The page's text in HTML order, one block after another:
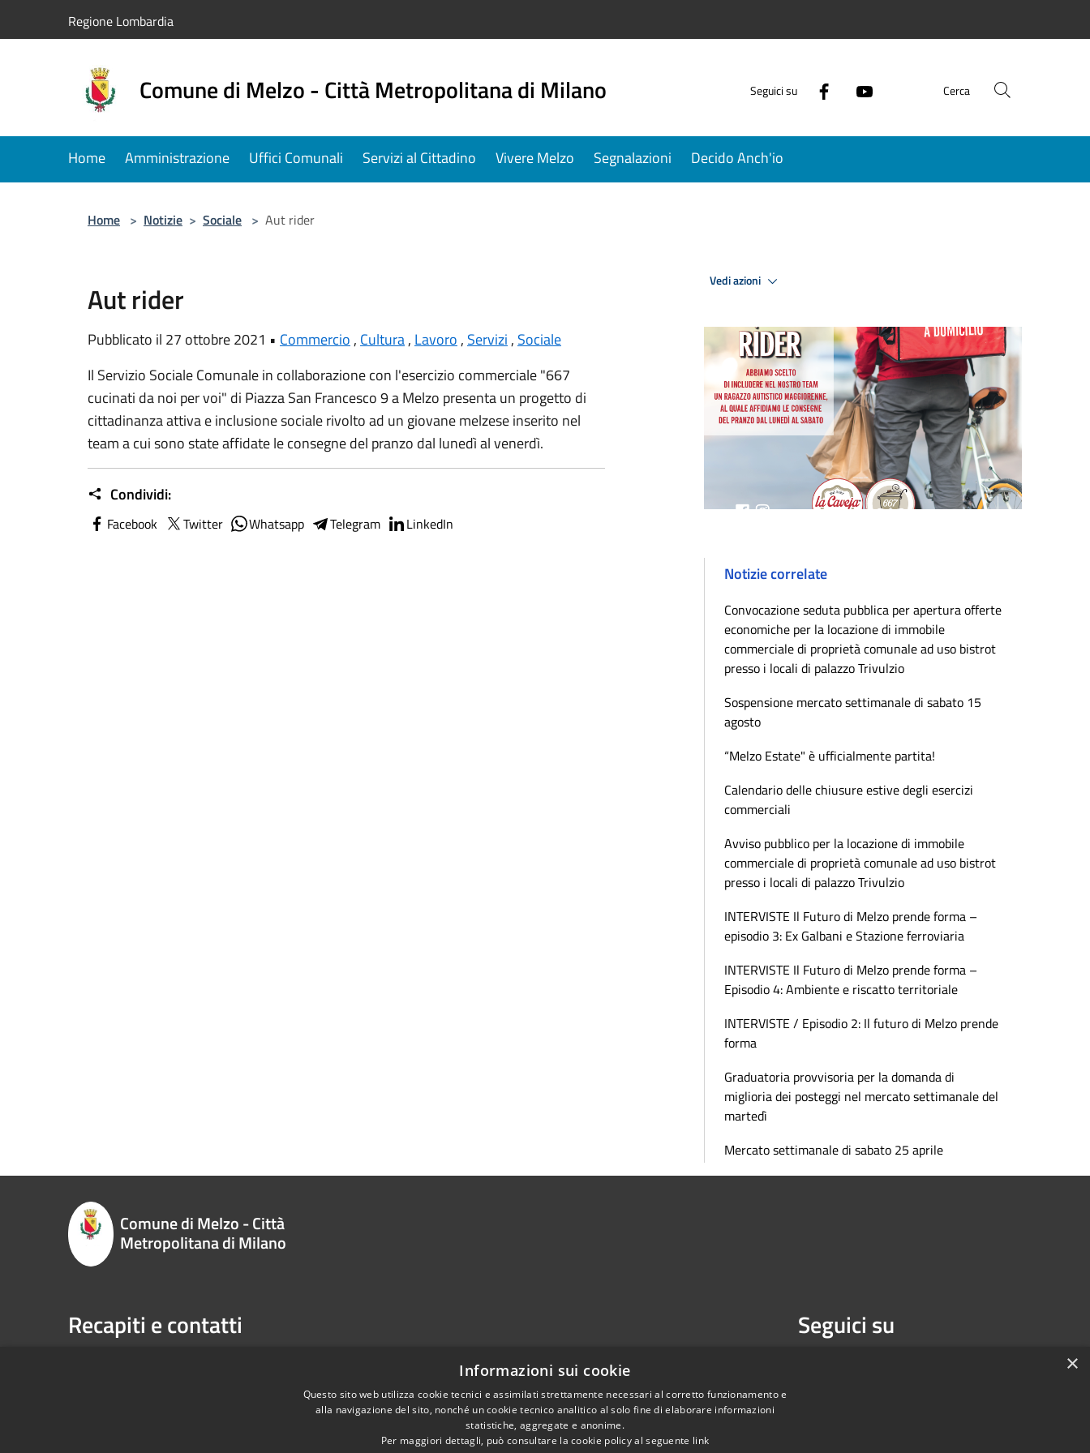
Regione Lombardia
Comune di Melzo - Città Metropolitana di Milano Seguici su Cerca
Home Amministrazione Uffici Comunali Servizi al Cittadino Vivere Melzo Segnalazioni Decido Anch'io
Home > Notizie > Sociale > Aut rider
Aut rider
Pubblicato il 27 ottobre 2021 • Commercio , Cultura, Lavoro , Servizi , Sociale
Il Servizio Sociale Comunale in collaborazione con l'esercizio commerciale "667
cucinati da noi per voi" di Piazza San Francesco 9 a Melzo presenta un progetto di
cittadinanza attiva e inclusione sociale rivolto ad un giovane melzese inserito nel
team a cui sono state affidate le consegne del pranzo dal lunedì al venerdì.
Condividi:
Facebook Twitter Whatsapp Telegram LinkedIn
Vedi azioni
Notizie correlate
Convocazione seduta pubblica per apertura offerte
economiche per la locazione di immobile
commerciale di proprietà comunale ad uso bistrot
presso i locali di palazzo Trivulzio
Sospensione mercato settimanale di sabato 15
agosto
“Melzo Estate" è ufficialmente partita!
Calendario delle chiusure estive degli esercizi
commerciali
Avviso pubblico per la locazione di immobile
commerciale di proprietà comunale ad uso bistrot
presso i locali di palazzo Trivulzio
INTERVISTE Il Futuro di Melzo prende forma –
episodio 3: Ex Galbani e Stazione ferroviaria
INTERVISTE Il Futuro di Melzo prende forma –
Episodio 4: Ambiente e riscatto territoriale
INTERVISTE / Episodio 2: Il futuro di Melzo prende
forma
Graduatoria provvisoria per la domanda di
miglioria dei posteggi nel mercato settimanale del
martedì
Mercato settimanale di sabato 25 aprile
Comune di Melzo - Città
Metropolitana di Milano
Recapiti e contatti
spaziocitta@comune.melzo.mi.it
Pec:comunemelzo@pec.it
Seguici su
×
Informazioni sui cookie
Questo sito web utilizza cookie tecnici e assimilati strettamente necessari al corretto funzionamento e
alla navigazione del sito, nonché un cookie tecnico analitico al solo fine di elaborare informazioni
statistiche, aggregate e anonime.
Per maggiori dettagli, può consultare la cookie policy al seguente link